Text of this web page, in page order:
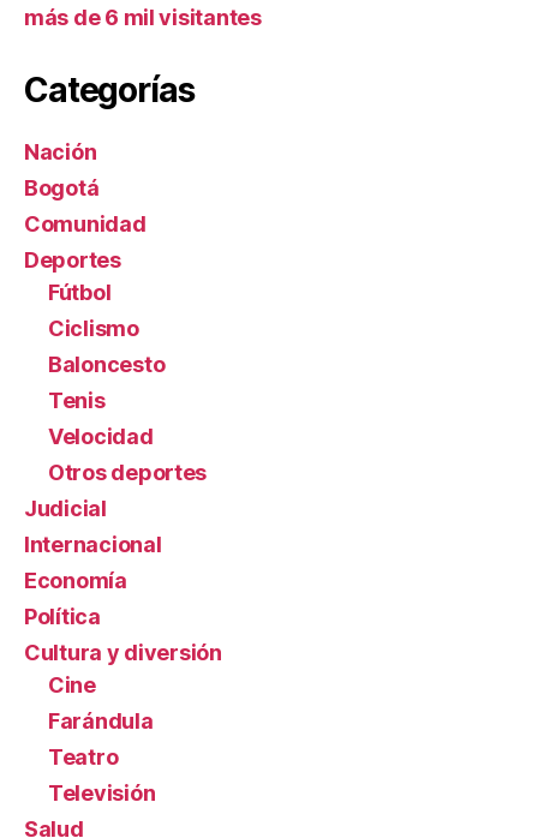
más de 6 mil visitantes
Categorías
Nación
Bogotá
Comunidad
Deportes
Fútbol
Ciclismo
Baloncesto
Tenis
Velocidad
Otros deportes
Judicial
Internacional
Economía
Política
Cultura y diversión
Cine
Farándula
Teatro
Televisión
Salud